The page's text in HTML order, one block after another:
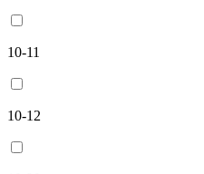
10-11
10-12